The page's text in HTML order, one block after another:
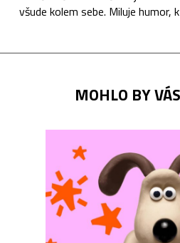
všude kolem sebe. Miluje humor,
MOHLO BY